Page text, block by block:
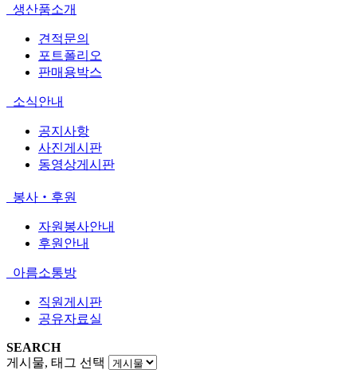
생산품소개
견적문의
포트폴리오
판매용박스
소식안내
공지사항
사진게시판
동영상게시판
봉사‧후원
자원봉사안내
후원안내
아름소통방
직원게시판
공유자료실
SEARCH
게시물, 태그 선택